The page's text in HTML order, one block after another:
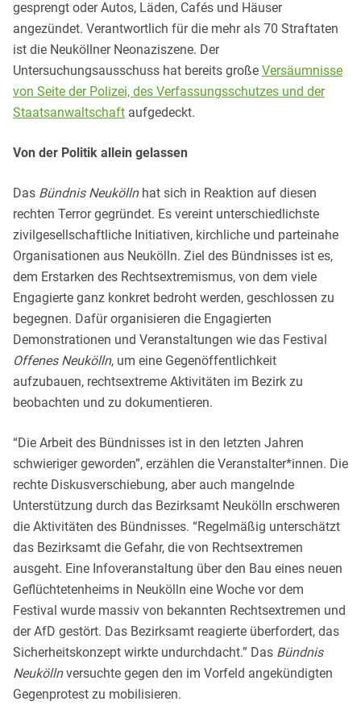
gesprengt oder Autos, Läden, Cafés und Häuser
angezündet. Verantwortlich für die mehr als 70 Straftaten
ist die Neuköllner Neonaziszene. Der
Untersuchungsausschuss hat bereits große Versäumnisse
von Seite der Polizei, des Verfassungsschutzes und der
Staatsanwaltschaft aufgedeckt.
Von der Politik allein gelassen
Das Bündnis Neuköllnhat sich in Reaktion auf diesen
rechten Terror gegründet. Es vereint unterschiedlichste
zivilgesellschaftliche Initiativen, kirchliche und parteinahe
Organisationen aus Neukölln. Ziel des Bündnisses ist es,
dem Erstarken des Rechtsextremismus, von dem viele
Engagierte ganz konkret bedroht werden, geschlossen zu
begegnen. Dafür organisieren die Engagierten
Demonstrationen und Veranstaltungen wie das Festival
Offenes Neukölln, um eine Gegenöffentlichkeit
aufzubauen, rechtsextreme Aktivitäten im Bezirk zu
beobachten und zu dokumentieren.
“Die Arbeit des Bündnisses ist in den letzten Jahren
schwieriger geworden”, erzählen die Veranstalter*innen. Die
rechte Diskusverschiebung, aber auch mangelnde
Unterstützung durch das Bezirksamt Neukölln erschweren
die Aktivitäten des Bündnisses. “Regelmäßig unterschätzt
das Bezirksamt die Gefahr, die von Rechtsextremen
ausgeht. Eine Infoveranstaltung über den Bau eines neuen
Geflüchtetenheims in Neukölln eine Woche vor dem
Festival wurde massiv von bekannten Rechtsextremen und
der AfD gestört. Das Bezirksamt reagierte überfordert, das
Sicherheitskonzept wirkte undurchdacht.” Das Bündnis
Neuköllnversuchte gegen den im Vorfeld angekündigten
Gegenprotest zu mobilisieren.